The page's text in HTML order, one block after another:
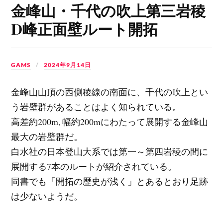
金峰山・千代の吹上第三岩稜
D峰正面壁ルート開拓
GAMS 2024年9月14日
金峰山山頂の西側稜線の南面に、千代の吹上とい
う岩壁群があることはよく知られている。
高差約200m, 幅約200mにわたって展開する金峰山
最大の岩壁群だ。
白水社の日本登山大系では第一～第四岩稜の間に
展開する7本のルートが紹介されている。
同書でも「開拓の歴史が浅く」とあるとおり足跡
は少ないようだ。